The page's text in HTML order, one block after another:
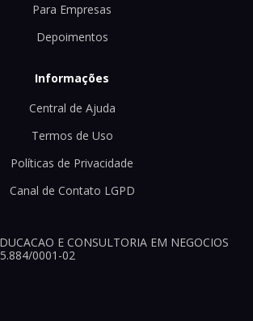
Para Empresas
Depoimentos
Informações
Central de Ajuda
Termos de Uso
Políticas de Privacidade
Canal de Contato LGPD
E CONSULTORIA EM NEGOCIOS
0001-02